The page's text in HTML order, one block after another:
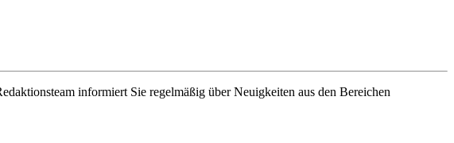
informiert Sie regelmäßig über Neuigkeiten aus den Bereichen